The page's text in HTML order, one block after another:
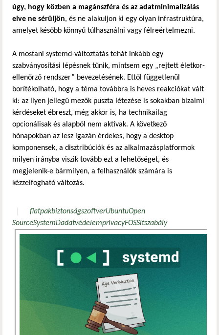
úgy, hogy közben a magánszféra és az adatminimalizálás
elve ne sérüljön, és ne alakuljon ki egy olyan infrastruktúra,
amelyet később könnyű túlhasználni vagy félreértelmezni.
A mostani systemd-változtatás tehát inkább egy
szabványosítási lépésnek tűnik, mintsem egy „rejtett életkor-
ellenőrző rendszer” bevezetésének. Ettől függetlenül
borítékolható, hogy a téma továbbra is heves reakciókat vált
ki: az ilyen jellegű mezők puszta létezése is sokakban bizalmi
kérdéseket ébreszt, még akkor is, ha technikailag
opcionálisak és alapból nem aktívak. A következő
hónapokban az lesz igazán érdekes, hogy a desktop
komponensek, a disztribúciók és az alkalmazásplatformok
milyen irányba viszik tovább ezt a lehetőséget, és
megjelenik-e bármilyen, a felhasználók számára is
kézzelfogható változás.
flatpakbiztonságszoftverUbuntuOpen
SourceSystemDadatvédelemprivacyFOSSitszabály